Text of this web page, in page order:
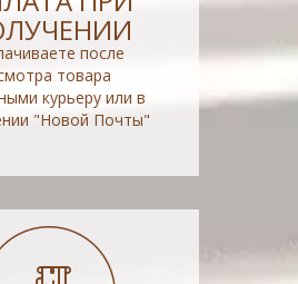
после
товара
курьеру или в
"Новой Почты"